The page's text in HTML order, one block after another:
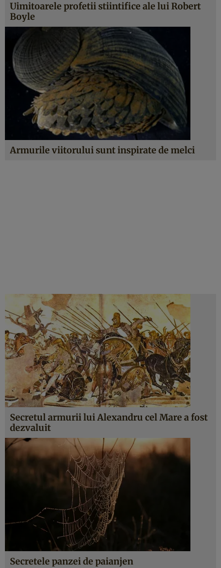
Uimitoarele profetii stiintifice ale lui Robert
Boyle
Armurile viitorului sunt inspirate de melci
Secretul armurii lui Alexandru cel Mare a fost
dezvaluit
Secretele panzei de paianjen